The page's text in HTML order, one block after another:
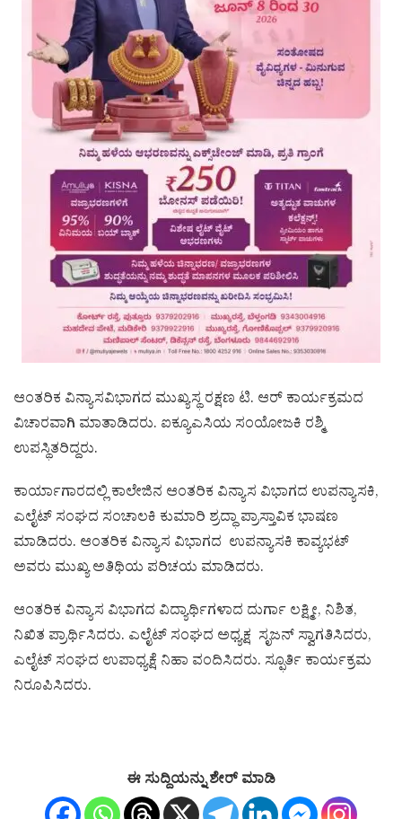
ಆಂತರಿಕ ವಿನ್ಯಾಸವಿಭಾಗದ ಮುಖ್ಯಸ್ಥ ರಕ್ಷಣ ಟಿ. ಆರ್ ಕಾರ್ಯಕ್ರಮದ
ವಿಚಾರವಾಗಿ ಮಾತಾಡಿದರು. ಐಕ್ಯೂಎಸಿಯ ಸಂಯೋಜಕಿ ರಶ್ಮಿ
ಉಪಸ್ಥಿತರಿದ್ದರು.
ಕಾರ್ಯಾಗಾರದಲ್ಲಿ ಕಾಲೇಜಿನ ಆಂತರಿಕ ವಿನ್ಯಾಸ ವಿಭಾಗದ ಉಪನ್ಯಾಸಕಿ,
ಎಲೈಟ್ ಸಂಘದ ಸಂಚಾಲಕಿ ಕುಮಾರಿ ಶ್ರದ್ಧಾ ಪ್ರಾಸ್ತಾವಿಕ ಭಾಷಣ
ಮಾಡಿದರು. ಆಂತರಿಕ ವಿನ್ಯಾಸ ವಿಭಾಗದ ಉಪನ್ಯಾಸಕಿ ಕಾವ್ಯಭಟ್
ಅವರು ಮುಖ್ಯ ಅತಿಥಿಯ ಪರಿಚಯ ಮಾಡಿದರು.
ಆಂತರಿಕ ವಿನ್ಯಾಸ ವಿಭಾಗದ ವಿದ್ಯಾರ್ಥಿಗಳಾದ ದುರ್ಗಾ ಲಕ್ಷ್ಮೀ, ನಿಶಿತ,
ನಿಖಿತ ಪ್ರಾರ್ಥಿಸಿದರು. ಎಲೈಟ್ ಸಂಘದ ಅಧ್ಯಕ್ಷ ಸೃಜನ್ ಸ್ವಾಗತಿಸಿದರು,
ಎಲೈಟ್ ಸಂಘದ ಉಪಾಧ್ಯಕ್ಷೆ ನಿಹಾ ವಂದಿಸಿದರು. ಸ್ಫೂರ್ತಿ ಕಾರ್ಯಕ್ರಮ
ನಿರೂಪಿಸಿದರು.
ಈ ಸುದ್ದಿಯನ್ನು ಶೇರ್ ಮಾಡಿ